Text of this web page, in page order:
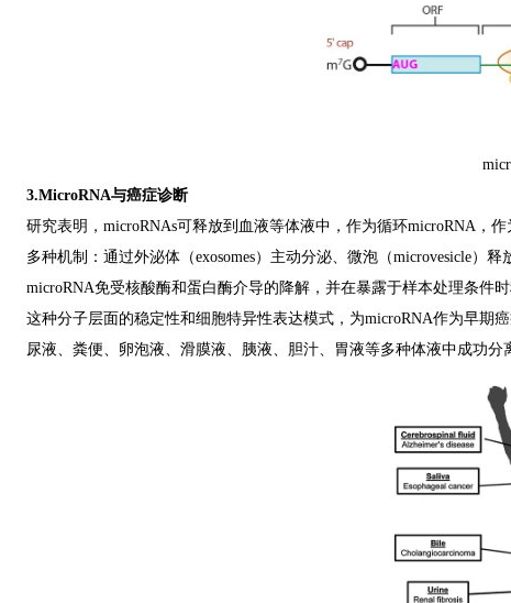
3.MicroRNA与癌症诊断
研究表明，microRNAs可释放到血液等体液中，作为循环microRNA，
多种机制：通过外泌体（exosomes）主动分泌、微泡（microvesicle）
microRNA免受核酸酶和蛋白酶介导的降解，并在暴露于样本处理条件时
这种分子层面的稳定性和细胞特异性表达模式，为microRNA作为早期
尿液、粪便、卵泡液、滑膜液、胰液、胆汁、胃液等多种体液中成功